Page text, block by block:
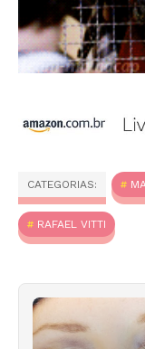
CATEGORIAS:
RAFAEL VITTI